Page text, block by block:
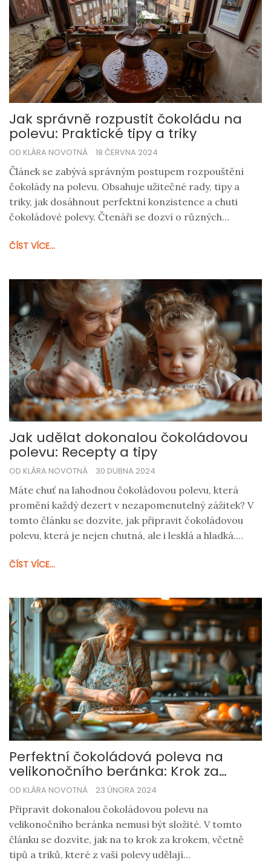
Jak správně rozpustit čokoládu na
polevu: Praktické tipy a triky
OD KLÁRA NOVOTNÁ 18 ČERVNA 2024
Článek se zabývá správným postupem rozpouštění
čokolády na polevu. Obsahuje užitečné rady, tipy a
triky, jak dosáhnout perfektní konzistence a chuti
čokoládové polevy. Čtenáři se dozví o různých
sledovat.
ČÍST VÍCE...
Jak udělat dokonalou čokoládovou
polevu: Recepty a tipy
OD KLÁRA NOVOTNÁ 30 DUBNA 2024
Máte chuť na lahodnou čokoládovou polevu, která
promění každý dezert v nezapomenutelný zážitek? V
tomto článku se dozvíte, jak připravit čokoládovou
polevu, která je nejen chutná, ale i lesklá a hladká.
správného typu čokolády a skvělými tipy pro dokonalý
snadnější, než si myslíte!
ČÍST VÍCE...
Perfektní čokoládová poleva na
velikonočního beránka: Krok za
krokem
OD KLÁRA NOVOTNÁ 23 ÚNORA 2024
Připravit dokonalou čokoládovou polevu na
velikonočního beránka nemusí být složité. V tomto
článku se dozvíte, jak na to krok za krokem, včetně
tipů a triků, které z vaší polevy udělají